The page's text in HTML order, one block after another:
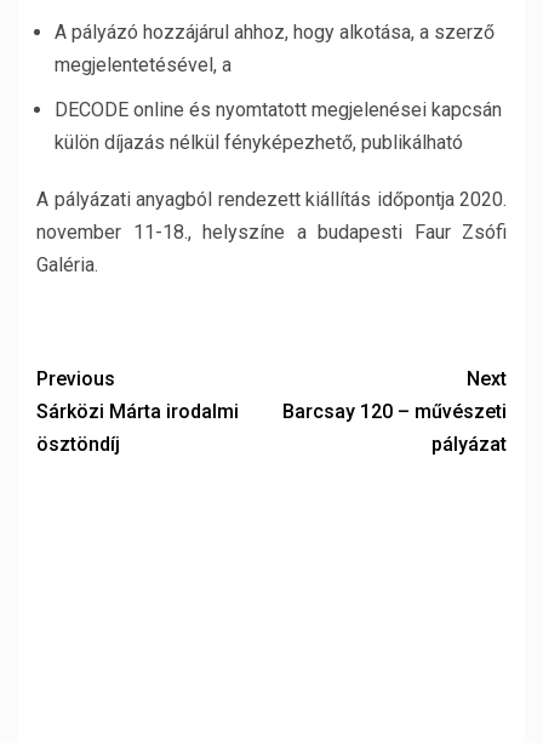
A pályázó hozzájárul ahhoz, hogy alkotása, a szerző
megjelentetésével, a
DECODE online és nyomtatott megjelenései kapcsán
külön díjazás nélkül fényképezhető, publikálható
A pályázati anyagból rendezett kiállítás időpontja 2020.
november 11-18., helyszíne a budapesti Faur Zsófi
Galéria.
Previous
Sárközi Márta irodalmi
ösztöndíj
Next
Barcsay 120 – művészeti
pályázat